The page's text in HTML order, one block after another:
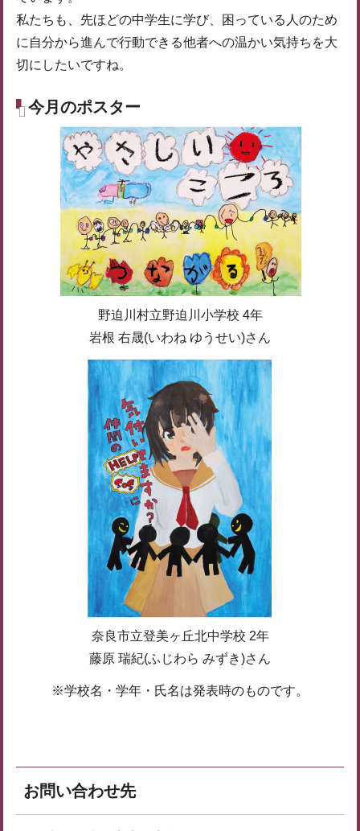
私たちも、先ほどの中学生に学び、困っている人のため
に自分から進んで行動できる他者への温かい気持ちを大
切にしたいですね。
今月のポスター
野迫川村立野迫川小学校 4年
岩根 右晟(いわね ゆうせい)さん
奈良市立登美ヶ丘北中学校 2年
藤原 瑞紀(ふじわら みずき)さん
※学校名・学年・氏名は発表時のものです。
お問い合わせ先